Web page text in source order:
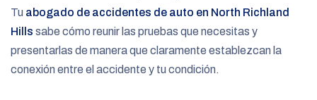
Tu abogado de accidentes de auto en North Richland
Hills sabe cómo reunir las pruebas que necesitas y
presentarlas de manera que claramente establezcan la
conexión entre el accidente y tu condición.